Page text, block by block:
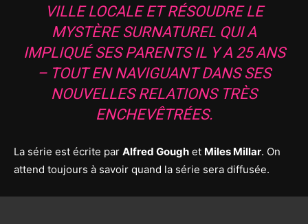
VILLE LOCALE ET RÉSOUDRE LE
MYSTÈRE SURNATUREL QUI A
IMPLIQUÉ SES PARENTS IL Y A 25 ANS
– TOUT EN NAVIGUANT DANS SES
NOUVELLES RELATIONS TRÈS
ENCHEVÊTRÉES.
La série est écrite par Alfred Gough et Miles Millar. On
attend toujours à savoir quand la série sera diffusée.